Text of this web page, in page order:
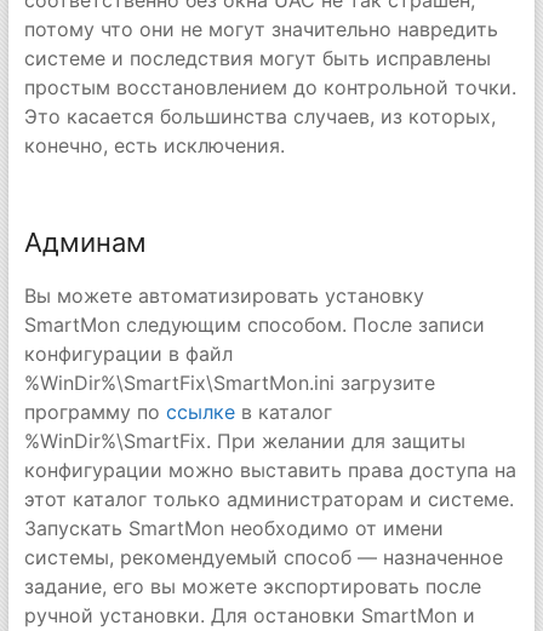
потому что они не могут значительно навредить
системе и последствия могут быть исправлены
простым восстановлением до контрольной точки.
Это касается большинства случаев, из которых,
конечно, есть исключения.
Админам
Вы можете автоматизировать установку
SmartMon следующим способом. После записи
конфигурации в файл
%WinDir%\SmartFix\SmartMon.ini загрузите
программу по ссылкев каталог
%WinDir%\SmartFix. При желании для защиты
конфигурации можно выставить права доступа на
этот каталог только администраторам и системе.
Запускать SmartMon необходимо от имени
системы, рекомендуемый способ — назначенное
задание, его вы можете экспортировать после
ручной установки. Для остановки SmartMon и